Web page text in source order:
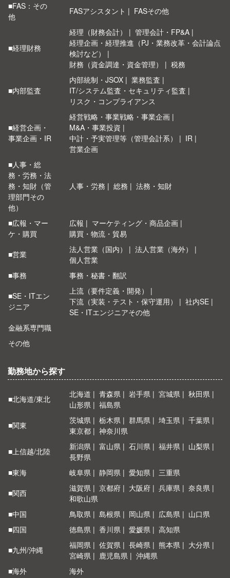
■FAS：その
他
FASアシスタント FASその他
■経理財務
経理（財務会計）
管理会計・FP&A
経理企画・経理推進（PJ・業務改革・会計論点
検討など）
財務（資金調達・資金管理）
税務
■内部監査
内部統制・JSOX
業務監査
IT/システム監査・セキュリティ監査
リスク・コンプライアンス
■経営企画・
事業企画・IR
経営戦略・事業戦略・事業企画
M&A・事業投資
中計・予実管理等（管理会計系）
IR
営業企画
■人事・総
務・労務・法
務・知財（管
理部門その
他）
人事・労務 総務 法務・知財
■広報・マー
ケ・購買
広報
マーケティング・商品企画
購買・物流・貿易
■営業
法人営業（国内）
法人営業（海外）
個人営業
■事務
事務・秘書・翻訳
■SE・ITエン
ジニア
上流（要件定義・開発）
下流（実装・テスト・保守運用）
社内SE
SE・ITエンジニアその他
金融系専門職
その他
勤務地から探す
■北海道/東北 北海道 青森県 岩手県 宮城県
秋田県
山形県
福島県
■関東
茨城県 栃木県 群馬県 埼玉県
千葉県
東京都
神奈川県
■上信越/北陸
新潟県 富山県 石川県 福井県
山梨県
長野県
■東海
岐阜県 静岡県 愛知県
三重県
■関西
滋賀県 京都府 大阪府 兵庫県
奈良県
和歌山県
■中国
鳥取県 島根県 岡山県 広島県
山口県
■四国
徳島県 香川県 愛媛県
高知県
■九州/沖縄
福岡県 佐賀県 長崎県 熊本県
大分県
宮崎県
鹿児島県
沖縄県
■海外
海外